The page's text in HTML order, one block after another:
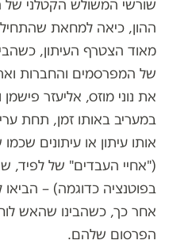
שורשי המשולש הקטלני של
ההון, כיאה למחאת
מאוד הצטרף העיתון,
של המפרסמים והחברות
את נוני מוזס, אליעזר פישמן
במעריב באותו זמן, תחת
אותו עיתון או עיתונים
("אחיי העבדים" של לפיד,
בפוטנציה כדוגמה) –
אחר כך, כשהבינו שהאש
הפרסום שלהם.